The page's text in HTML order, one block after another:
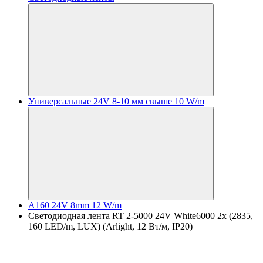
Универсальные 24V 8-10 мм свыше 10 W/m
A160 24V 8mm 12 W/m
Светодиодная лента RT 2-5000 24V White6000 2x (2835,
160 LED/m, LUX) (Arlight, 12 Вт/м, IP20)